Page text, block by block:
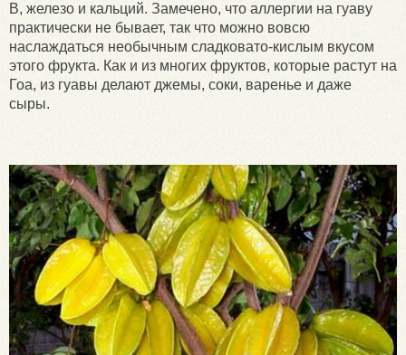
В, железо и кальций. Замечено, что аллергии на гуаву
практически не бывает, так что можно вовсю
наслаждаться необычным сладковато-кислым вкусом
этого фрукта. Как и из многих фруктов, которые растут на
Гоа, из гуавы делают джемы, соки, варенье и даже
сыры.